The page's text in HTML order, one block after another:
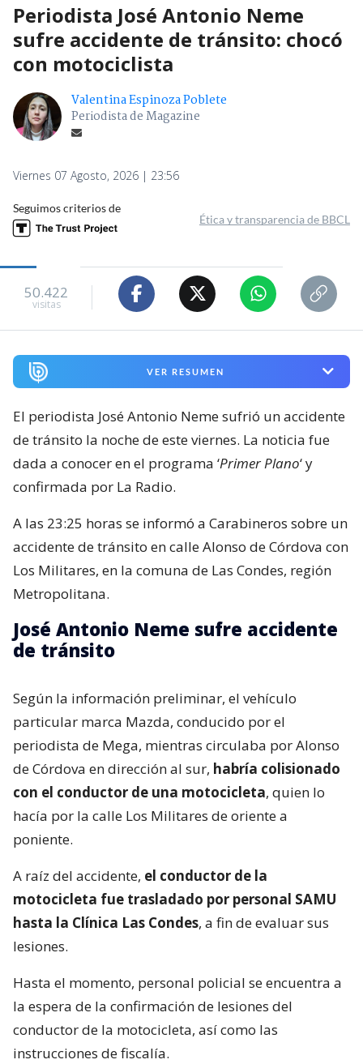
Periodista José Antonio Neme
sufre accidente de tránsito: chocó
con motociclista
Valentina Espinoza Poblete
Periodista de Magazine
Viernes 07 Agosto, 2026 | 23:56
Seguimos criterios de
Ética y transparencia de BBCL
50.422
visitas
VER RESUMEN
El periodista José Antonio Neme sufrió un accidente
de tránsito la noche de este viernes. La noticia fue
dada a conocer en el programa ‘Primer Plano‘ y
confirmada por La Radio.
A las 23:25 horas se informó a Carabineros sobre un
accidente de tránsito en calle Alonso de Córdova con
Los Militares, en la comuna de Las Condes, región
Metropolitana.
José Antonio Neme sufre accidente
de tránsito
Según la información preliminar, el vehículo
particular marca Mazda, conducido por el
periodista de Mega, mientras circulaba por Alonso
de Córdova en dirección al sur, habría colisionado
con el conductor de una motocicleta, quien lo
hacía por la calle Los Militares de oriente a
poniente.
A raíz del accidente, el conductor de la
motocicleta fue trasladado por personal SAMU
hasta la Clínica Las Condes, a fin de evaluar sus
lesiones.
Hasta el momento, personal policial se encuentra a
la espera de la confirmación de lesiones del
conductor de la motocicleta, así como las
instrucciones de fiscalía.